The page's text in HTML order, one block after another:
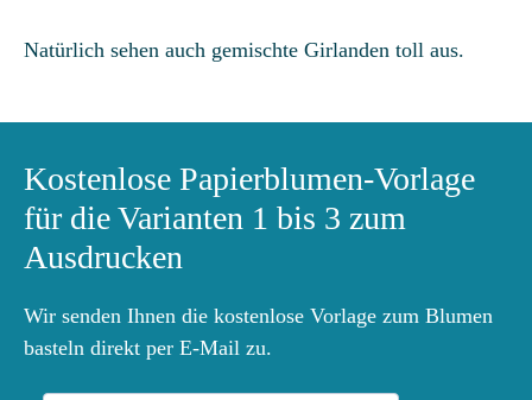
Natürlich sehen auch gemischte Girlanden toll aus.
Kostenlose Papierblumen-Vorlage
für die Varianten 1 bis 3 zum
Ausdrucken
Wir senden Ihnen die kostenlose Vorlage zum Blumen
basteln direkt per E-Mail zu.